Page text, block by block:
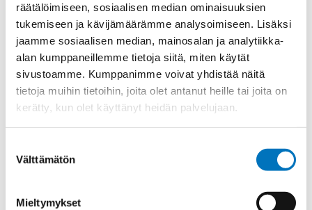
räätälöimiseen, sosiaalisen median ominaisuuksien
tukemiseen ja kävijämäärämme analysoimiseen. Lisäksi
jaamme sosiaalisen median, mainosalan ja analytiikka-
alan kumppaneillemme tietoja siitä, miten käytät
sivustoamme. Kumppanimme voivat yhdistää näitä
tietoja muihin tietoihin, joita olet antanut heille tai joita on
kerätty, kun olet käyttänyt heidän palvelujaan.
valinta
Välttämätön
Mieltymykset
Kierre
Ulkokierre Ag
M 16 x 1,5
Normen
Min [C]
Max [C]
Käyttölämpötila
'-35°C to +150°C
FKM
IP 68 – 10 bar;IP 69 K
Avaimenkuva 1 [Mm]
22